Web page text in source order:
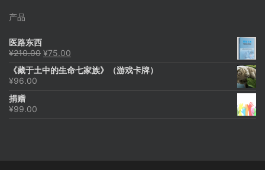
产品
医路东西
¥210.00 原
为：
¥75.00
价
《藏于土中的生命七家族》（游戏卡牌）
¥96.00
捐赠
¥99.00